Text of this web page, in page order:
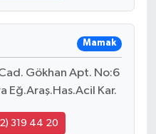
Mamak
Gökhan Apt. No:6
Eğ.Araş.Has.Acil Kar.
319 44 20